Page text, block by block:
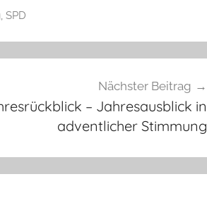
, SPD
Nächster Beitrag
– Jahresausblick in
adventlicher Stimmung